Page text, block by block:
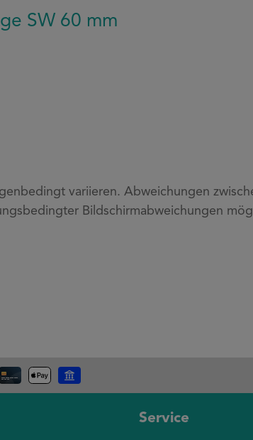
SW 60 mm
variieren. Abweichungen
Bildschirmabweichungen
Service